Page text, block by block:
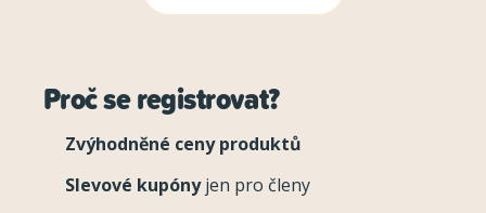
Proč se registrovat?
Zvýhodněné ceny produktů
Slevové kupónyjen pro členy